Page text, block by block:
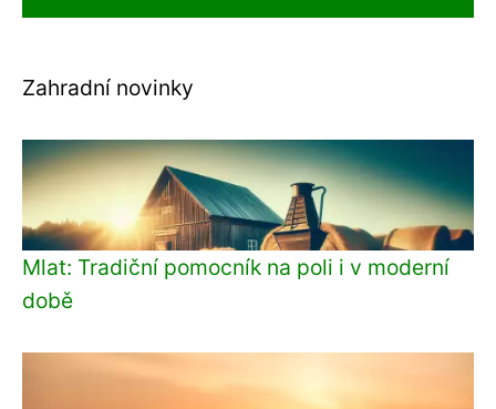
Zahradní novinky
Mlat: Tradiční pomocník na poli i v moderní
době